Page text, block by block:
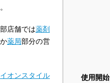
使用開始
店舗では薬剤
薬局部分の営
イオンスタイル